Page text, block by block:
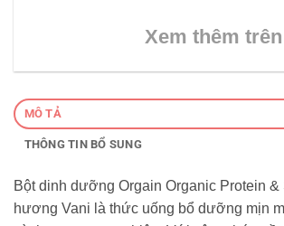
Xem thêm
MÔ TẢ
THÔNG TIN BỔ SUNG
Bột dinh dưỡng Orgain Organic Protein &
hương Vani là thức uống bổ dưỡng mịn